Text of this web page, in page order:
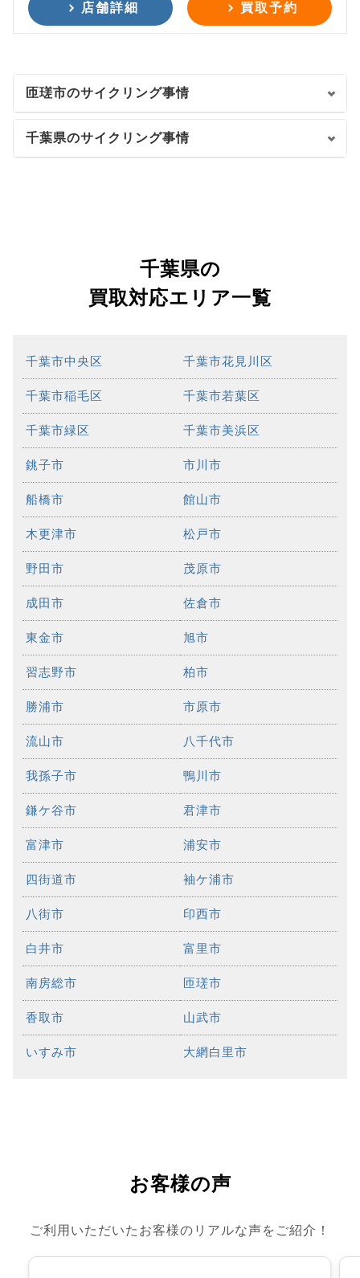
店舗詳細 買取予約
匝瑳市のサイクリング事情
千葉県のサイクリング事情
千葉県の
買取対応エリア一覧
千葉市中央区 千葉市花見川区
千葉市稲毛区 千葉市若葉区
千葉市緑区 千葉市美浜区
銚子市 市川市
船橋市 館山市
木更津市 松戸市
野田市 茂原市
成田市 佐倉市
東金市 旭市
習志野市 柏市
勝浦市 市原市
流山市 八千代市
我孫子市 鴨川市
鎌ケ谷市 君津市
富津市 浦安市
四街道市 袖ケ浦市
八街市 印西市
白井市 富里市
南房総市 匝瑳市
香取市 山武市
いすみ市 大網白里市
お客様の声
ご利用いただいたお客様のリアルな声をご紹介！